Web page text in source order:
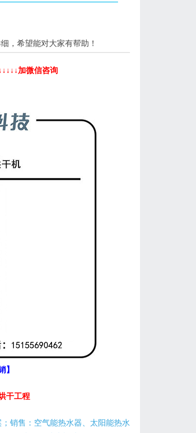
，希望能对大家有帮助！
加微信咨询
】
干工程
销售：空气能热水器、太阳能热水